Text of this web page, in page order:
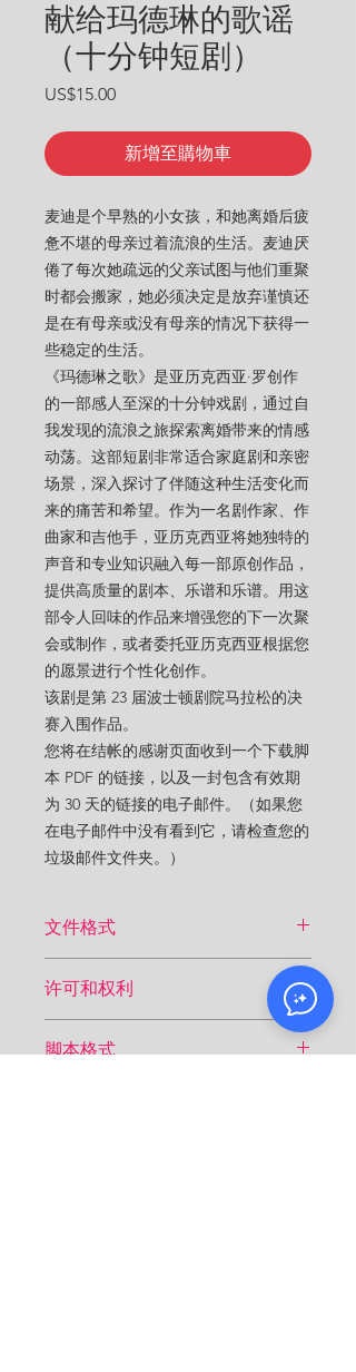
献给玛德琳的歌谣
（十分钟短剧）
US$15.00價格
新增至購物車
麦迪是个早熟的小女孩，和她离婚后疲
惫不堪的母亲过着流浪的生活。麦迪厌
倦了每次她疏远的父亲试图与他们重聚
时都会搬家，她必须决定是放弃谨慎还
是在有母亲或没有母亲的情况下获得一
些稳定的生活。
《玛德琳之歌》是亚历克西亚·罗创作
的一部感人至深的十分钟戏剧，通过自
我发现的流浪之旅探索离婚带来的情感
动荡。这部短剧非常适合家庭剧和亲密
场景，深入探讨了伴随这种生活变化而
来的痛苦和希望。作为一名剧作家、作
曲家和吉他手，亚历克西亚将她独特的
声音和专业知识融入每一部原创作品，
提供高质量的剧本、乐谱和乐谱。用这
部令人回味的作品来增强您的下一次聚
会或制作，或者委托亚历克西亚根据您
的愿景进行个性化创作。
该剧是第 23 届波士顿剧院马拉松的决
赛入围作品。
您将在结帐的感谢页面收到一个下载脚
本 PDF 的链接，以及一封包含有效期
为 30 天的链接的电子邮件。（如果您
在电子邮件中没有看到它，请检查您的
垃圾邮件文件夹。）
文件格式
许可和权利
2021，Alexia Rowe。保留所有权利。
脚本格式